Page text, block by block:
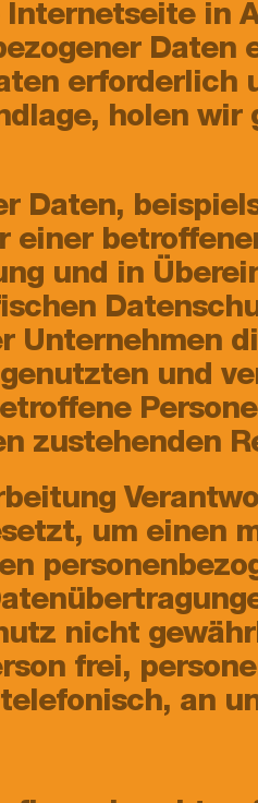
in
Daten
erforderlich
holen
Daten,
einer
und in
Unternehmen
und
zustehenden
um einen
nicht
frei,
an